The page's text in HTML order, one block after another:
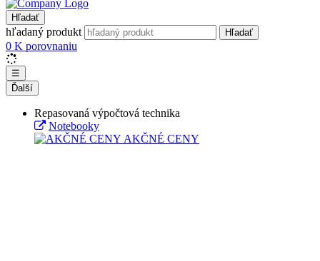
Hľadať
hľadaný produkt Hľadať
0 K porovnaniu
☰
Ďalší
Repasovaná výpočtová technika
Notebooky
AKČNÉ CENY